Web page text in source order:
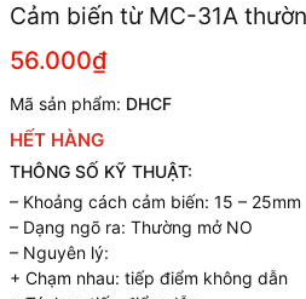
Cảm biến từ MC-31A
56.000₫
Mã sản phẩm: DHCF
HẾT HÀNG
THÔNG SỐ KỸ THUẬT:
– Khoảng cách cảm biến: 15 – 25mm
– Dạng ngõ ra: Thường mở NO
– Nguyên lý:
+ Chạm nhau: tiếp điểm không dẫn